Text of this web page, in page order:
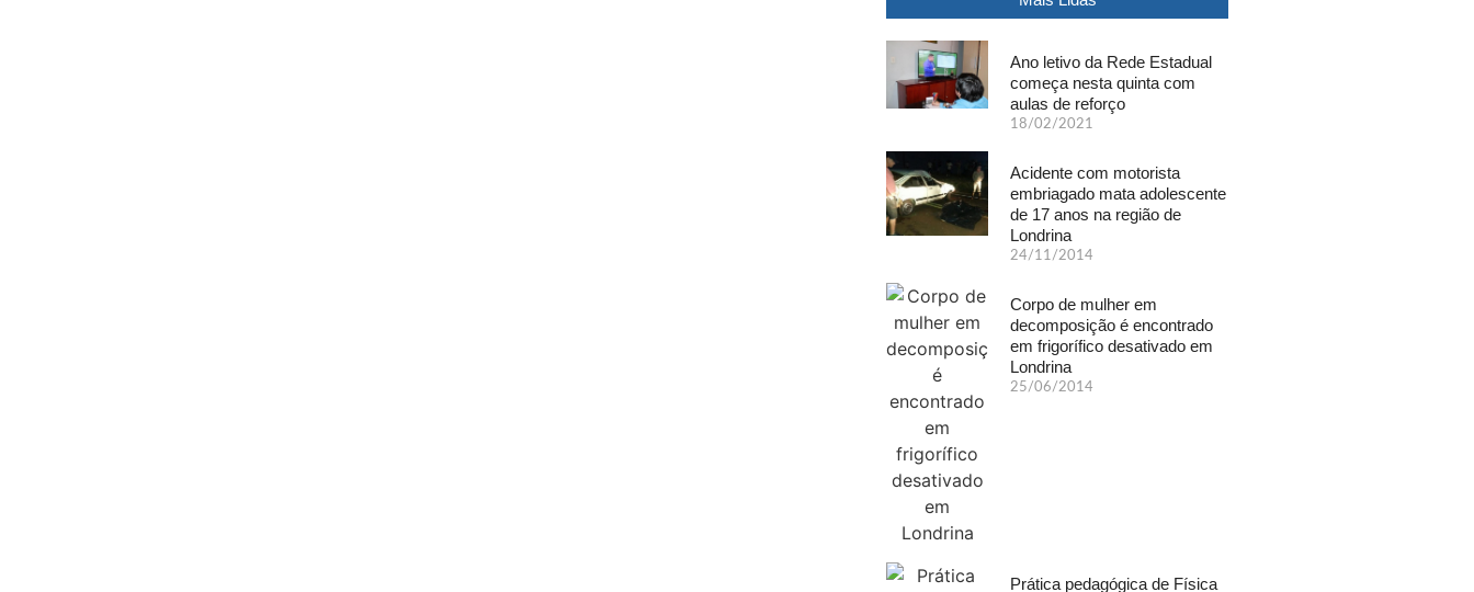
Ano letivo da Rede Estadual
começa nesta quinta com
aulas de reforço
18/02/2021
Acidente com motorista
embriagado mata adolescente
de 17 anos na região de
Londrina
24/11/2014
Corpo de mulher em
decomposição é encontrado
em frigorífico desativado em
Londrina
25/06/2014
Prática pedagógica de Física